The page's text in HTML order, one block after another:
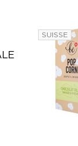
SUISSE